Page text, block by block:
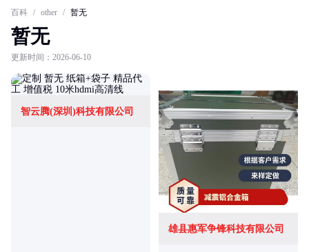
百科 / other / 暂无
暂无
更新时间：2026-06-10
智云腾(深圳)科技有限公司
雄县惠军争锋科技有限公司